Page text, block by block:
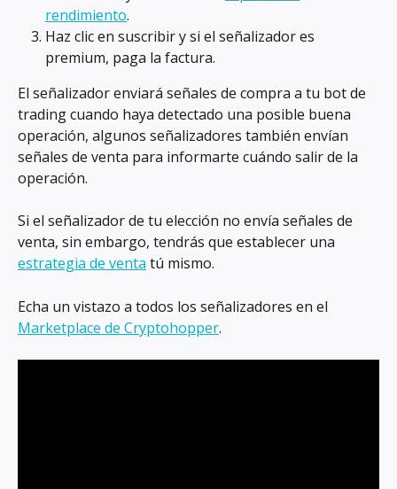
rendimiento.
Haz clic en suscribir y si el señalizador es
premium, paga la factura.
El señalizador enviará señales de compra a tu bot de
trading cuando haya detectado una posible buena
operación, algunos señalizadores también envían
señales de venta para informarte cuándo salir de la
operación.
Si el señalizador de tu elección no envía señales de
venta, sin embargo, tendrás que establecer una
estrategia de venta tú mismo.
Echa un vistazo a todos los señalizadores en el
Marketplace de Cryptohopper.